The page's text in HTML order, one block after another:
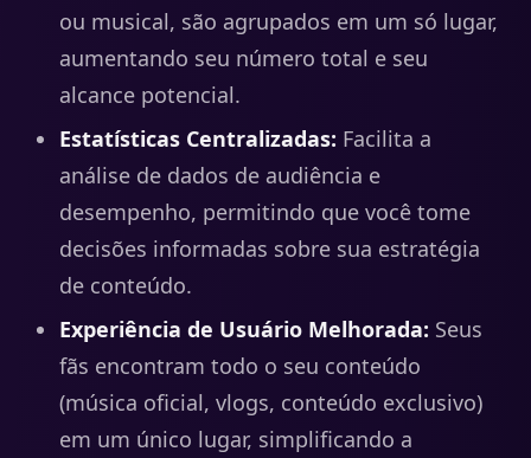
ou musical, são agrupados em um só lugar,
aumentando seu número total e seu
alcance potencial.
Estatísticas Centralizadas: Facilita a
análise de dados de audiência e
desempenho, permitindo que você tome
decisões informadas sobre sua estratégia
de conteúdo.
Experiência de Usuário Melhorada: Seus
fãs encontram todo o seu conteúdo
(música oficial, vlogs, conteúdo exclusivo)
em um único lugar, simplificando a